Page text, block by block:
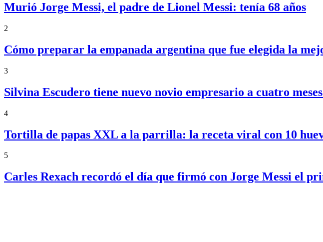
Murió Jorge Messi, el padre de Lionel Messi: tenía 68 años
2
Cómo preparar la empanada argentina que fue elegida la
3
Silvina Escudero tiene nuevo novio empresario a cuatro
4
Tortilla de papas XXL a la parrilla: la receta viral con 10
5
Carles Rexach recordó el día que firmó con Jorge Messi el